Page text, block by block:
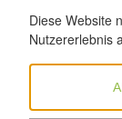
Diese Website
Nutzererlebnis